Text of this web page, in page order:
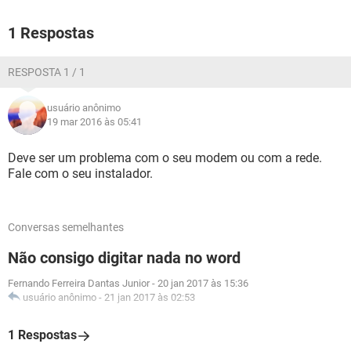
1 Respostas
RESPOSTA 1 / 1
usuário anônimo
19 mar 2016 às 05:41
Deve ser um problema com o seu modem ou com a rede.
Fale com o seu instalador.
Conversas semelhantes
Não consigo digitar nada no word
Fernando Ferreira Dantas Junior - 20 jan 2017 às 15:36
usuário anônimo - 21 jan 2017 às 02:53
1 Respostas